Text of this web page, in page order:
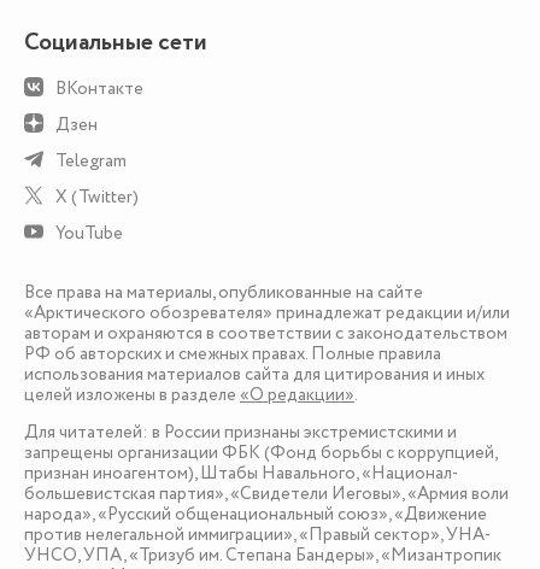
Социальные сети
ВКонтакте
Дзен
Telegram
X (Twitter)
YouTube
Все права на материалы, опубликованные на сайте
«Арктического обозревателя» принадлежат редакции и/или
авторам и охраняются в соответствии с законодательством
РФ об авторских и смежных правах. Полные правила
использования материалов сайта для цитирования и иных
целей изложены в разделе «О редакции».
Для читателей: в России признаны экстремистскими и
запрещены организации ФБК (Фонд борьбы с коррупцией,
признан иноагентом), Штабы Навального, «Национал-
большевистская партия», «Свидетели Иеговы», «Армия воли
народа», «Русский общенациональный союз», «Движение
против нелегальной иммиграции», «Правый сектор», УНА-
УНСО, УПА, «Тризуб им. Степана Бандеры», «Мизантропик